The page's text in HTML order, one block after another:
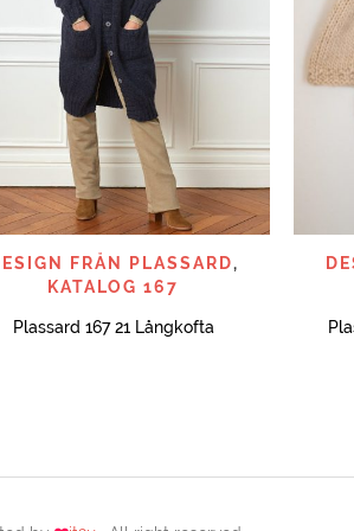
SNABBTITT
FRÅN PLASSARD,
KATALOG 167
Plassard 167 21 Långkofta